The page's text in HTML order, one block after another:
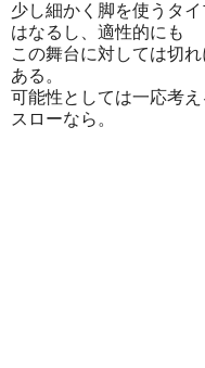
少し細かく脚を使うタ
はなるし、適性的にも
この舞台に対しては切
ある。
可能性としては一応考
スローなら。